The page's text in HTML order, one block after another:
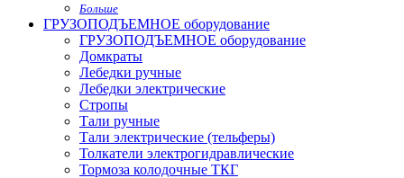
Больше
ГРУЗОПОДЪЕМНОЕ оборудование
ГРУЗОПОДЪЕМНОЕ оборудование
Домкраты
Лебедки ручные
Лебедки электрические
Стропы
Тали ручные
Тали электрические (тельферы)
Толкатели электрогидравлические
Тормоза колодочные ТКГ